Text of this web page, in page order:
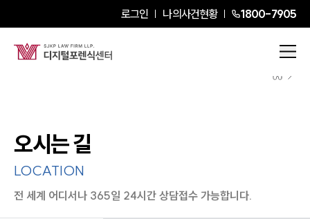
로그인 나의사건현황 1800-7905
오시는 길
LOCATION
전 세계 어디서나 365일 24시간 상담접수 가능합니다.